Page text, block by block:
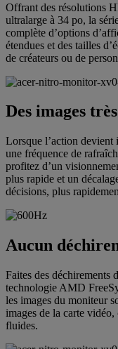
Offrant des résolutions
ultralarge à 34 po, la
complète d’options
étendues et des tailles
de créateurs ou de
Des images
Lorsque l’action devient
une fréquence de
profitez d’un
plus rapide et un
décisions, plus
Aucun
Faites des déchirements
technologie AMD
les images du moniteur
images de la carte
fluides.